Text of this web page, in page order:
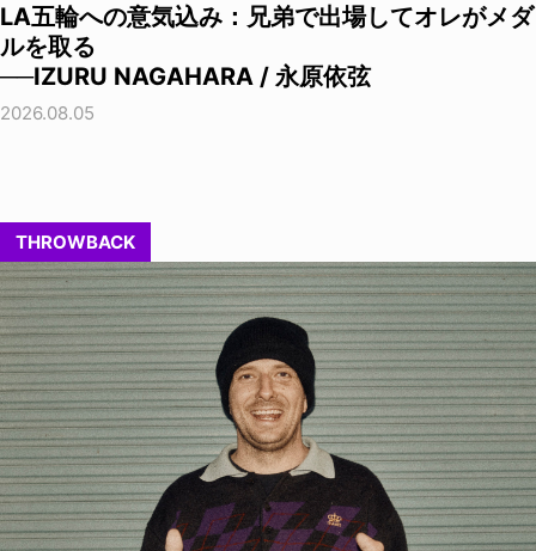
LA五輪への意気込み：兄弟で出場してオレがメダ
ルを取る
──IZURU NAGAHARA / 永原依弦
2026.08.05
THROWBACK